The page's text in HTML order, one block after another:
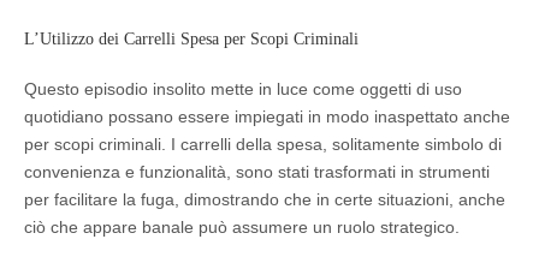
L’Utilizzo dei Carrelli Spesa per Scopi Criminali
Questo episodio insolito mette in luce come oggetti di uso
quotidiano possano essere impiegati in modo inaspettato anche
per scopi criminali. I carrelli della spesa, solitamente simbolo di
convenienza e funzionalità, sono stati trasformati in strumenti
per facilitare la fuga, dimostrando che in certe situazioni, anche
ciò che appare banale può assumere un ruolo strategico.